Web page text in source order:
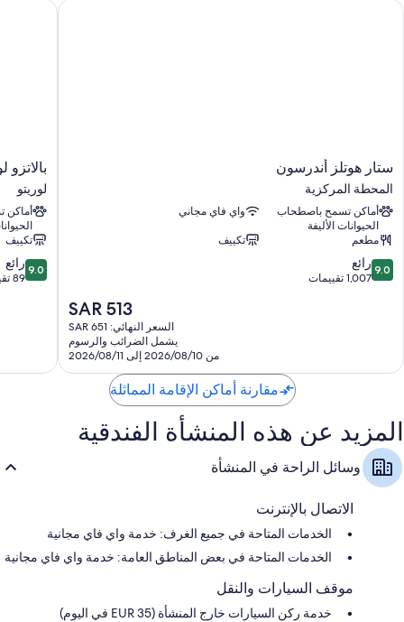
ستار
هوتلز
أندرسون
المحطة
المركزية
ستار هوتلز أندرسون
المحطة المركزية
أماكن تسمح باصطحاب
الحيوانات الأليفة
واي فاي مجاني
مطعم
تكييف
9.0
من
9.0 رائع
1,007 تقييمات
السعر
الحالي
هو
SAR
513
SAR 513
السعر النهائي: SAR 651
يشمل الضرائب والرسوم
من 2026/08/10 إلى 2026/08/11
ستار هوتلز أندرسون
بالاتزو
لوريتو
هوتل
ميلانو
لوريتو
بالاتزو
لوريتو
تكييف
9.0
من
9.0 رائع
89 تقييمًا
بالاتزو
مقارنة أماكن الإقامة المماثلة
المزيد عن هذه المنشأة الفندقية
وسائل الراحة في المنشأة
الاتصال بالإنترنت
الخدمات المتاحة في جميع الغرف: خدمة واي فاي مجانية
الخدمات المتاحة في بعض المناطق العامة: خدمة واي فاي مجانية
موقف السيارات والنقل
خدمة ركن السيارات خارج المنشأة (EUR 35 في اليوم)